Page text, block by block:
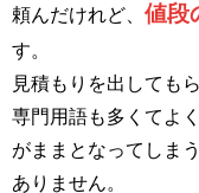
頼んだけれど、 値段
す。
見積もりを出しても
専門用語も多くてよ
がままとなってしま
ありません。